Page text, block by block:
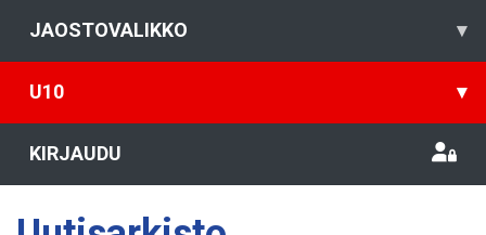
JAOSTOVALIKKO ▾
U10 ▾
KIRJAUDU